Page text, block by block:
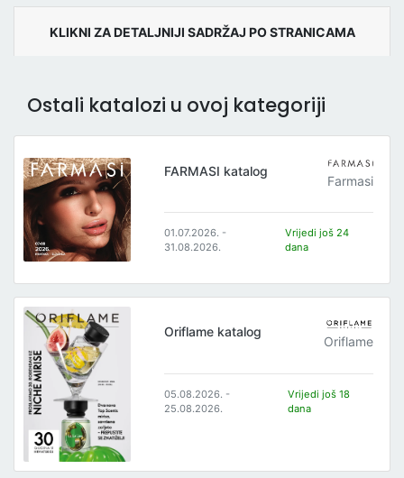
KLIKNI ZA DETALJNIJI SADRŽAJ PO STRANICAMA
Ostali katalozi u ovoj kategoriji
FARMASI katalog
Farmasi
01.07.2026. -
31.08.2026.
Vrijedi još 24
dana
Oriflame katalog
Oriflame
05.08.2026. -
25.08.2026.
Vrijedi još 18
dana